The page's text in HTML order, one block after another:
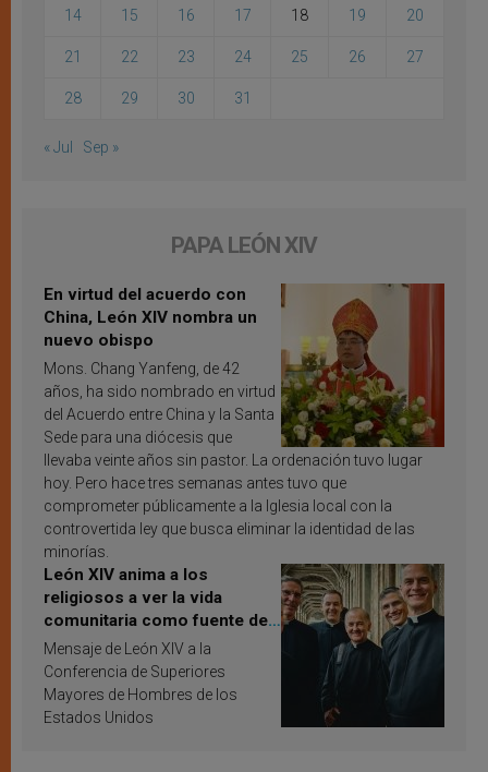
14 15 16 17 18 19 20
21 22 23 24 25 26 27
28 29 30 31
« Jul Sep »
PAPA LEÓN XIV
En virtud del acuerdo con
China, León XIV nombra un
nuevo obispo
Mons. Chang Yanfeng, de 42
años, ha sido nombrado en virtud
del Acuerdo entre China y la Santa
Sede para una diócesis que
llevaba veinte años sin pastor. La ordenación tuvo lugar
hoy. Pero hace tres semanas antes tuvo que
comprometer públicamente a la Iglesia local con la
controvertida ley que busca eliminar la identidad de las
minorías.
León XIV anima a los
religiosos a ver la vida
comunitaria como fuente de
inspiración y santificación
Mensaje de León XIV a la
Conferencia de Superiores
Mayores de Hombres de los
Estados Unidos